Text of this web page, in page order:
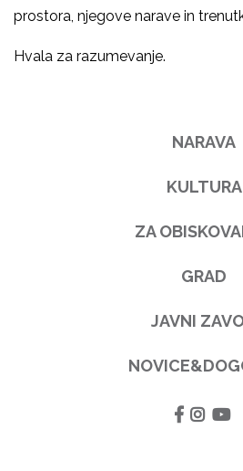
prostora, njegove narave in
Hvala za razumevanje.
NARAVA
KULTURA
ZA
GRAD
JAVNI